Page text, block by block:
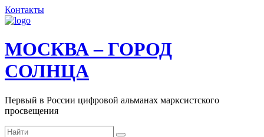
Контакты
МОСКВА – ГОРОД
СОЛНЦА
Первый в России цифровой альманах марксистского
просвещения